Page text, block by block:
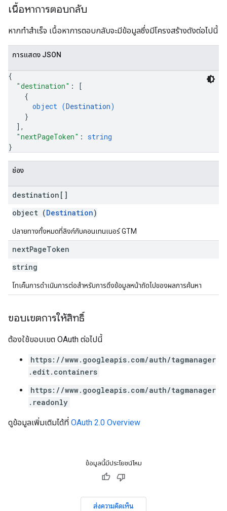
เนื้อหาการตอบกลับ
หากทำสำเร็จ เนื้อหาการตอบกลับจะมีข้อมูลซึ่งมีโครงสร้างดังต่อไปนี้
การแสดง JSON
{
"destination" :
[
{
object (Destination)
}
] ,
"nextPageToken" : string
}
ช่อง
destination[]
object (Destination)
ปลายทางทั้งหมดที่ลิงก์กับคอนเทนเนอร์ GTM
nextPageToken
string
โทเค็นการดําเนินการต่อสำหรับการดึงข้อมูลหน้าถัดไปของผลการค้นหา
ขอบเขตการให้สิทธิ์
ต้องใช้ขอบเขต OAuth ต่อไปนี้
https://www.googleapis.com/auth/tagmanager
.edit.containers
https://www.googleapis.com/auth/tagmanager
.readonly
ดูข้อมูลเพิ่มเติมได้ที่ OAuth 2.0 Overview
ข้อมูลนี้มีประโยชน์ไหม
ส่งความคิดเห็น